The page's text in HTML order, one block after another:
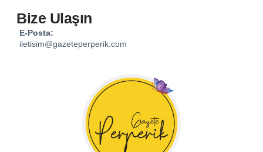
Bize Ulaşın
E-Posta:
iletisim@gazeteperperik.com